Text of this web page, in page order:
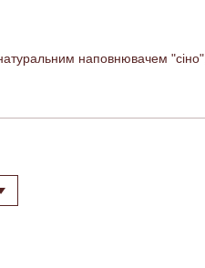
наповнювачем "сіно",